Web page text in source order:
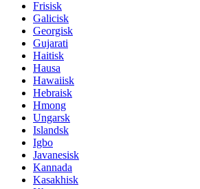
Frisisk
Galicisk
Georgisk
Gujarati
Haitisk
Hausa
Hawaiisk
Hebraisk
Hmong
Ungarsk
Islandsk
Igbo
Javanesisk
Kannada
Kasakhisk